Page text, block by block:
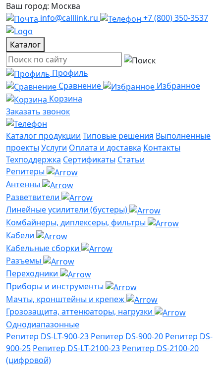
Ваш город: Москва
info@calllink.ru
+7 (800) 350-3537
Каталог
Профиль
Сравнение
Избранное
Корзина
Заказать звонок
Каталог продукции Типовые решения Выполненные
проекты Услуги Оплата и доставка Контакты
Техподдержка Сертификаты Статьи
Репитеры
Антенны
Разветвители
Линейные усилители (бустеры)
Комбайнеры, диплексеры, фильтры
Кабели
Кабельные сборки
Разъемы
Переходники
Приборы и инструменты
Мачты, кронштейны и крепеж
Грозозащита, аттенюаторы, нагрузки
Однодиапазонные
Репитер DS-LT-900-23 Репитер DS-900-20 Репитер DS-
900-25 Репитер DS-LT-2100-23 Репитер DS-2100-20
(цифровой)